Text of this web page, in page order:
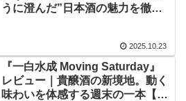
うに澄んだ”日本酒の魅力を徹底
2025.10.23
『一白水成 Moving Saturday』
レビュー｜貴醸酒の新境地。動く
味わいを体感する週末の一本【福